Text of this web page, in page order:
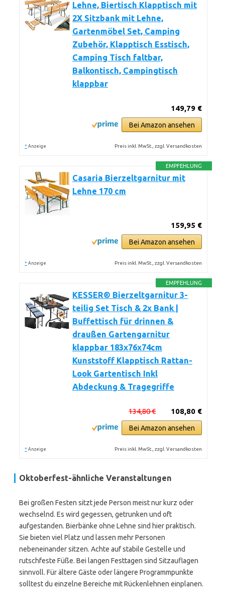
Lehne, Biertisch Klapptisch mit
2X Sitzbank mit Lehne,
Gartenmöbel Set, Camping
Zubehör, Klapptisch Esstisch,
Camping Tisch faltbar,
Balkontisch, Campingtisch
klappbar
149,79 €
Bei Amazon ansehen
* Anzeige Preis inkl. MwSt., zzgl. Versandkosten
EMPFEHLUNG
Casaria Bierzeltgarnitur mit
Lehne 170 cm
159,95 €
Bei Amazon ansehen
* Anzeige Preis inkl. MwSt., zzgl. Versandkosten
EMPFEHLUNG
KESSER® Bierzeltgarnitur 3-
teilig Set Tisch & 2x Bank |
Buffettisch für drinnen &
draußen Gartengarnitur
klappbar 183x76x74cm
Kunststoff Klapptisch Rattan-
Look Gartentisch Inkl
Abdeckung & Tragegriffe
108,80 €
134,80 €
Bei Amazon ansehen
* Anzeige Preis inkl. MwSt., zzgl. Versandkosten
Oktoberfest-ähnliche Veranstaltungen
Bei großen Festen sitzt jede Person meist nur kurz oder
wechselnd. Es wird gegessen, getrunken und oft
aufgestanden. Bierbänke ohne Lehne sind hier praktisch.
Sie bieten viel Platz und lassen mehr Personen
nebeneinander sitzen. Achte auf stabile Gestelle und
rutschfeste Füße. Bei langen Festtagen sind Sitzauflagen
sinnvoll. Für ältere Gäste oder längere Programmpunkte
solltest du einzelne Bereiche mit Rückenlehnen einplanen.